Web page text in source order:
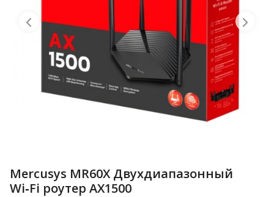
Избранное
Контакты
Mercusys MR60X Двухдиапазонный
Wi‑Fi роутер AX1500